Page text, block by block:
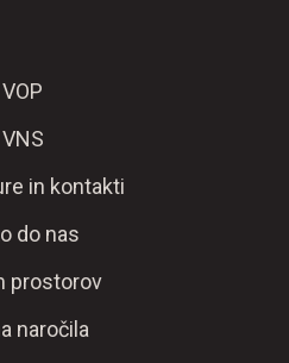
VOP
VNS
in kontakti
do nas
prostorov
naročila